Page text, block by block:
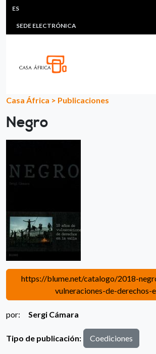
Pasar al contenido principal
HEADER MENU
MULTIMEDIA
SEDE ELECTRÓNICA
ES
Casa África > Publicaciones
Negro
https://blume.net/catalogo/2018-
vulneraciones-de-derechos-
por: Sergi Cámara
Tipo de publicación: Coediciones